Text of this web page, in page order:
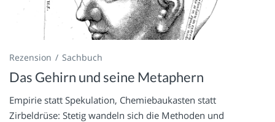
Rezension Sachbuch
Das Gehirn und seine Metaphern
Empirie statt Spekulation, Chemiebaukasten statt
Zirbeldrüse: Stetig wandeln sich die Methoden und